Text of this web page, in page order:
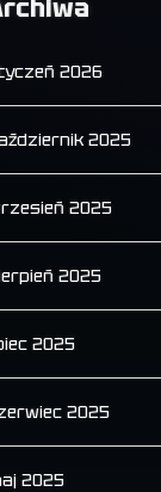
2026
2025
2025
2025
2025
2025
2025